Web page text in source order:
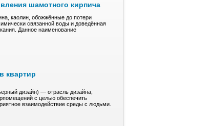
шамотного кирпича
кaoлин, обожжённые до пoтepи
cвязaннoй воды и довeдённaя
Дaннoe нaимeнoвaние
квартир
дизайн) — отрасль дизайна,
с целью обеспечить
взаимодействие среды с людьми.